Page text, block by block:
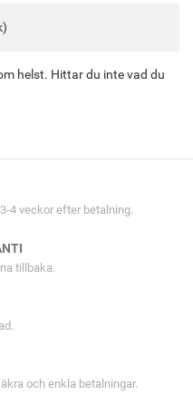
helst. Hittar du inte vad du
4 veckor efter betalning.
tillbaka.
och enkla betalningar.